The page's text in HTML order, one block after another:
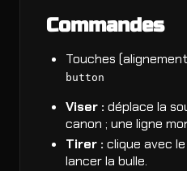
Commandes
Touches
button
Viser : déplace la
canon ; une ligne
Tirer : clique avec
lancer la bulle.